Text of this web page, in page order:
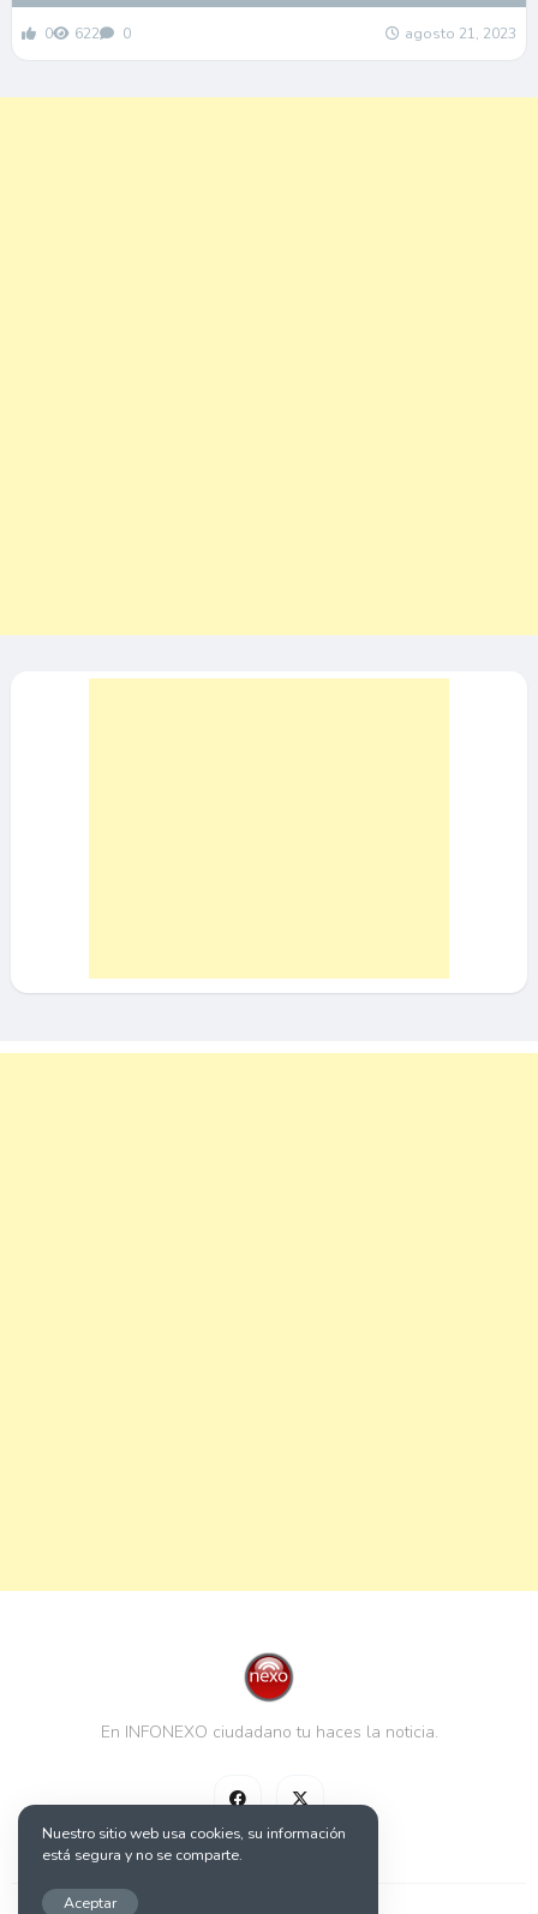
0 622 0 agosto 21, 2023
En INFONEXO ciudadano tu haces la noticia.
Nuestro sitio web usa cookies, su información
está segura y no se comparte.
Aceptar